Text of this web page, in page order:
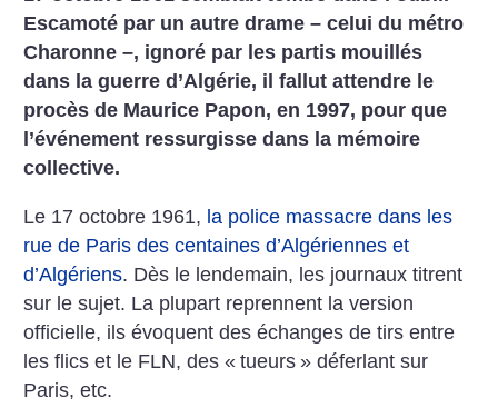
Escamoté par un autre drame – celui du métro
Charonne –, ignoré par les partis mouillés
dans la guerre d’Algérie, il fallut attendre le
procès de Maurice Papon, en 1997, pour que
l’événement ressurgisse dans la mémoire
collective.
Le 17 octobre 1961, la police massacre dans les
rue de Paris des centaines d’Algériennes et
d’Algériens. Dès le lendemain, les journaux titrent
sur le sujet. La plupart reprennent la version
officielle, ils évoquent des échanges de tirs entre
les flics et le FLN, des « tueurs » déferlant sur
Paris, etc.